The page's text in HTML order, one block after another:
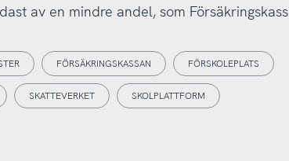
av en mindre andel, som
FÖRSÄKRINGSKASSAN FÖRSKOLEPLATS
SKATTEVERKET SKOLPLATTFORM